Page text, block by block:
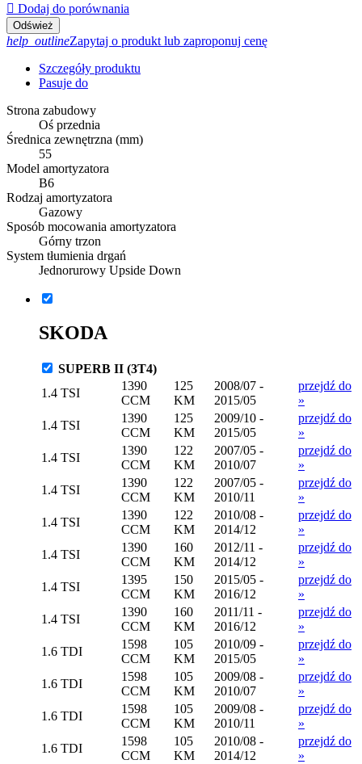
 Dodaj do porównania
help_outlineZapytaj o produkt lub zaproponuj cenę
Szczegóły produktu
Pasuje do
Strona zabudowy
Oś przednia
Średnica zewnętrzna (mm)
55
Model amortyzatora
B6
Rodzaj amortyzatora
Gazowy
Sposób mocowania amortyzatora
Górny trzon
System tłumienia drgań
Jednorurowy Upside Down
SKODA
SUPERB II (3T4)
1.4 TSI
1390
CCM
125
KM
2008/07 -
2015/05
przejdź do
»
1.4 TSI
1390
CCM
125
KM
2009/10 -
2015/05
przejdź do
»
1.4 TSI
1390
CCM
122
KM
2007/05 -
2010/07
przejdź do
»
1.4 TSI
1390
CCM
122
KM
2007/05 -
2010/11
przejdź do
»
1.4 TSI
1390
CCM
122
KM
2010/08 -
2014/12
przejdź do
»
1.4 TSI
1390
CCM
160
KM
2012/11 -
2014/12
przejdź do
»
1.4 TSI
1395
CCM
150
KM
2015/05 -
2016/12
przejdź do
»
1.4 TSI
1390
CCM
160
KM
2011/11 -
2016/12
przejdź do
»
1.6 TDI
1598
CCM
105
KM
2010/09 -
2015/05
przejdź do
»
1.6 TDI
1598
CCM
105
KM
2009/08 -
2010/07
przejdź do
»
1.6 TDI
1598
CCM
105
KM
2009/08 -
2010/11
przejdź do
»
1.6 TDI
1598
CCM
105
KM
2010/08 -
2014/12
przejdź do
»